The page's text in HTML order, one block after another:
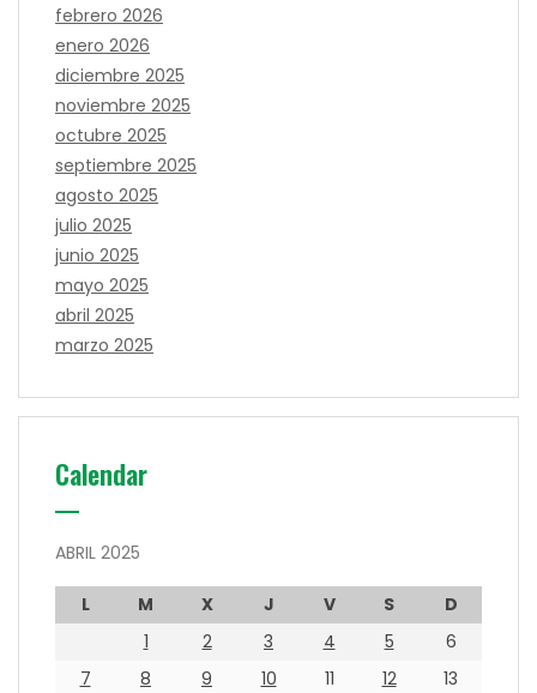
febrero 2026
enero 2026
diciembre 2025
noviembre 2025
octubre 2025
septiembre 2025
agosto 2025
julio 2025
junio 2025
mayo 2025
abril 2025
marzo 2025
Calendar
ABRIL 2025
L M X J V S
D
1
2 3 4 5
6
7
8 9 10 11 12
13